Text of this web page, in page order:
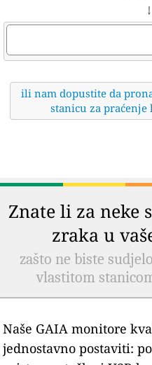
ili nam dopustite da
stanicu za
Znate li za neke
zraka u
zašto ne biste
vlastitom
Naše GAIA monitore
jednostavno postaviti: